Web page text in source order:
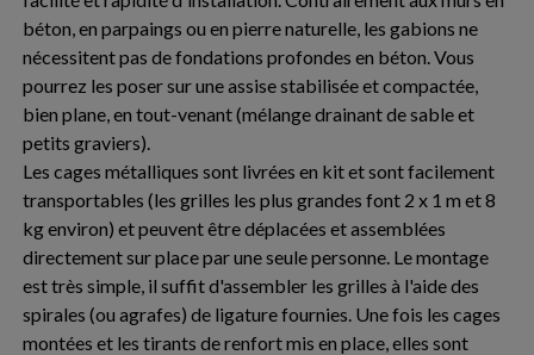
béton, en parpaings ou en pierre naturelle, les gabions ne
nécessitent pas de fondations profondes en béton. Vous
pourrez les poser sur une assise stabilisée et compactée,
bien plane, en tout-venant (mélange drainant de sable et
petits graviers).
Les cages métalliques sont livrées en kit et sont facilement
transportables (les grilles les plus grandes font 2 x 1 m et 8
kg environ) et peuvent être déplacées et assemblées
directement sur place par une seule personne. Le montage
est très simple, il suffit d'assembler les grilles à l'aide des
spirales (ou agrafes) de ligature fournies. Une fois les cages
montées et les tirants de renfort mis en place, elles sont